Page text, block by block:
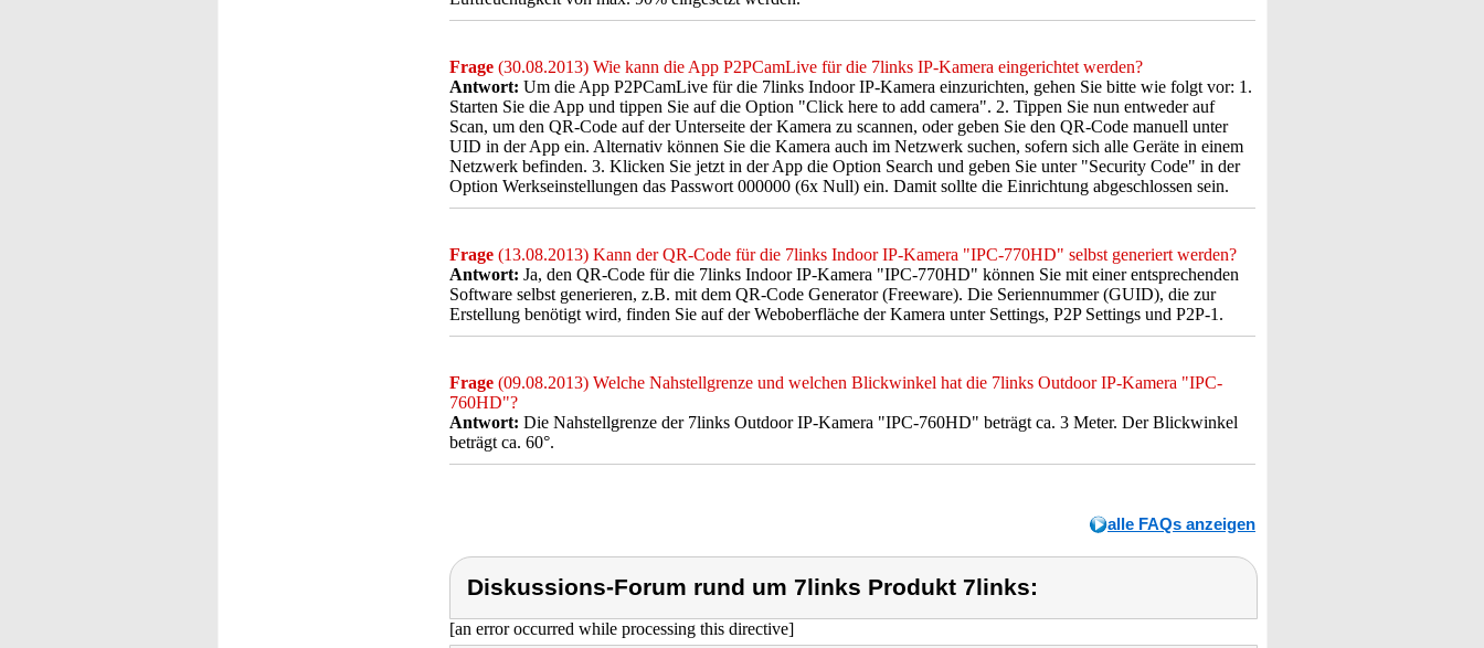
Frage (30.08.2013) Wie kann die App P2PCamLive für die 7links IP-Kamera eingerichtet werden?
Antwort: Um die App P2PCamLive für die 7links Indoor IP-Kamera einzurichten, gehen Sie bitte wie folgt vor: 1.
Starten Sie die App und tippen Sie auf die Option "Click here to add camera". 2. Tippen Sie nun entweder auf
Scan, um den QR-Code auf der Unterseite der Kamera zu scannen, oder geben Sie den QR-Code manuell unter
UID in der App ein. Alternativ können Sie die Kamera auch im Netzwerk suchen, sofern sich alle Geräte in einem
Netzwerk befinden. 3. Klicken Sie jetzt in der App die Option Search und geben Sie unter "Security Code" in der
Option Werkseinstellungen das Passwort 000000 (6x Null) ein. Damit sollte die Einrichtung abgeschlossen sein.
Frage (13.08.2013) Kann der QR-Code für die 7links Indoor IP-Kamera "IPC-770HD" selbst generiert werden?
Antwort: Ja, den QR-Code für die 7links Indoor IP-Kamera "IPC-770HD" können Sie mit einer entsprechenden
Software selbst generieren, z.B. mit dem QR-Code Generator (Freeware). Die Seriennummer (GUID), die zur
Erstellung benötigt wird, finden Sie auf der Weboberfläche der Kamera unter Settings, P2P Settings und P2P-1.
Frage (09.08.2013) Welche Nahstellgrenze und welchen Blickwinkel hat die 7links Outdoor IP-Kamera "IPC-
760HD"?
Antwort: Die Nahstellgrenze der 7links Outdoor IP-Kamera "IPC-760HD" beträgt ca. 3 Meter. Der Blickwinkel
beträgt ca. 60°.
alle FAQs anzeigen
Diskussions-Forum rund um 7links Produkt 7links:
[an error occurred while processing this directive]